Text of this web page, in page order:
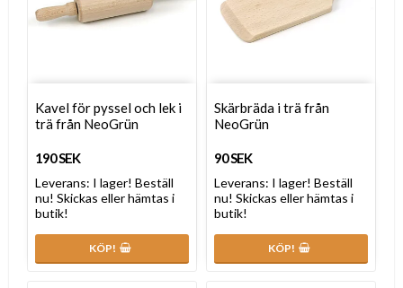
Kavel för pyssel och lek i
trä från NeoGrün
190 SEK
Leverans: I lager! Beställ
nu! Skickas eller hämtas i
butik!
KÖP!
Skärbräda i trä från
NeoGrün
90 SEK
Leverans: I lager! Beställ
nu! Skickas eller hämtas i
butik!
KÖP!